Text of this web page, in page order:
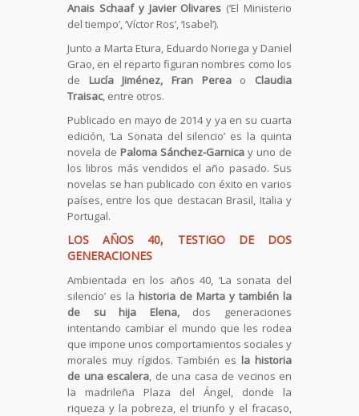
Anais Schaaf y Javier Olivares (‘El Ministerio
del tiempo’, ‘Víctor Ros’, ‘Isabel’).
Junto a Marta Etura, Eduardo Noriega y Daniel
Grao, en el reparto figuran nombres como los
de Lucía Jiménez, Fran Perea o Claudia
Traisac, entre otros.
Publicado en mayo de 2014 y ya en su cuarta
edición, ‘La Sonata del silencio’ es la quinta
novela de Paloma Sánchez-Garnica y uno de
los libros más vendidos el año pasado. Sus
novelas se han publicado con éxito en varios
países, entre los que destacan Brasil, Italia y
Portugal.
LOS AÑOS 40, TESTIGO DE DOS
GENERACIONES
Ambientada en los años 40, ‘La sonata del
silencio’ es la historia de Marta y también la
de su hija Elena,dos generaciones
intentando cambiar el mundo que les rodea
que impone unos comportamientos sociales y
morales muy rígidos. También es la historia
de una escalera, de una casa de vecinos en
la madrileña Plaza del Ángel, donde la
riqueza y la pobreza, el triunfo y el fracaso,